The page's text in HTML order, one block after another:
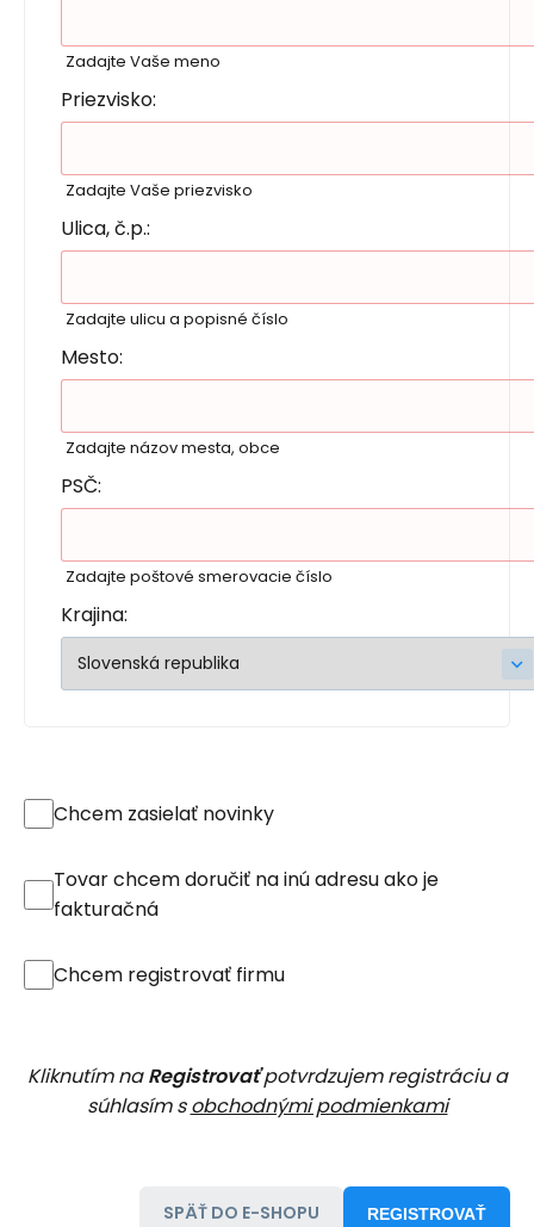
Zadajte Vaše meno
Priezvisko:
Zadajte Vaše priezvisko
Ulica, č.p.:
Zadajte ulicu a popisné číslo
Mesto:
Zadajte názov mesta, obce
PSČ:
Zadajte poštové smerovacie číslo
Krajina:
Chcem zasielať novinky
Tovar chcem doručiť na inú adresu ako je
fakturačná
Chcem registrovať firmu
Kliknutím naRegistrovaťpotvrdzujem registráciu a
súhlasím sobchodnými podmienkami
SPÄŤ DO E-SHOPU REGISTROVAŤ